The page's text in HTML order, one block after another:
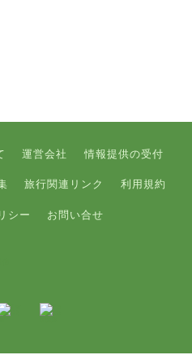
運営会社 情報提供の受付
旅行関連リンク 利用規約
シー お問い合せ